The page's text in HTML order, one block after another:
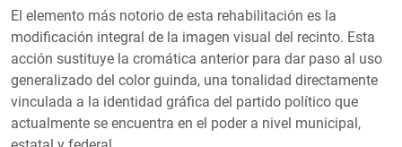
El elemento más notorio de esta rehabilitación es la
modificación integral de la imagen visual del recinto. Esta
acción sustituye la cromática anterior para dar paso al uso
generalizado del color guinda, una tonalidad directamente
vinculada a la identidad gráfica del partido político que
actualmente se encuentra en el poder a nivel municipal,